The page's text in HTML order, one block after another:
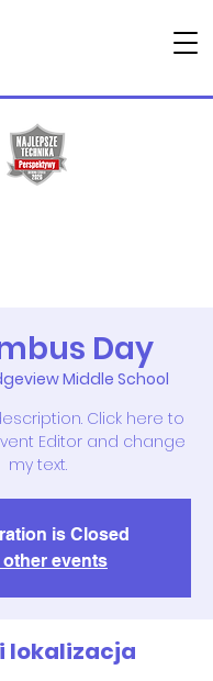
Day
Middle School
Click here to
Editor and change
my text.
is Closed
other events
lokalizacja